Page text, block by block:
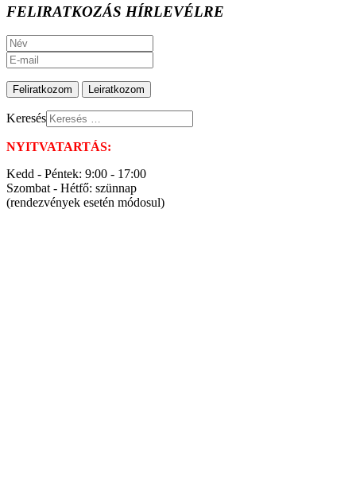
FELIRATKOZÁS HÍRLEVÉLRE
Keresés
NYITVATARTÁS:
Kedd - Péntek: 9:00 - 17:00
Szombat - Hétfő: szünnap
(rendezvények esetén módosul)